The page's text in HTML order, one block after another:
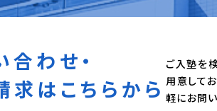
合わせ・
求はこちらから
ご入塾を
用意して
軽にお問